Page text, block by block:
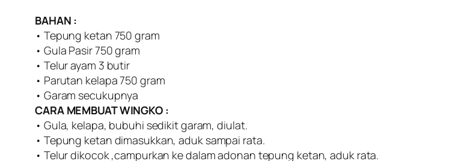
BAHAN :
• Tepung ketan 750 gram
• Gula Pasir 750 gram
• Telur ayam 3 butir
• Parutan kelapa 750 gram
• Garam secukupnya
CARA MEMBUAT WINGKO :
• Gula, kelapa, bubuhi sedikit garam, diulat.
• Tepung ketan dimasukkan, aduk sampai rata.
• Telur dikocok ,campurkan ke dalam adonan tepung ketan, aduk rata.